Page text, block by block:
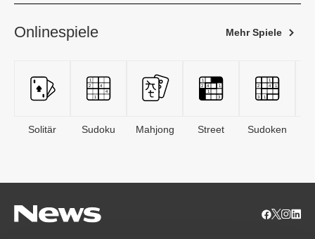
Onlinespiele Mehr Spiele
Solitär Sudoku Mahjong Street Sudoken